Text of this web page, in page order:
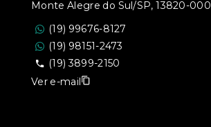
Monte Alegre do Sul/SP, 13820-000
(19) 99676-8127
(19) 98151-2473
(19) 3899-2150
Ver e-mail